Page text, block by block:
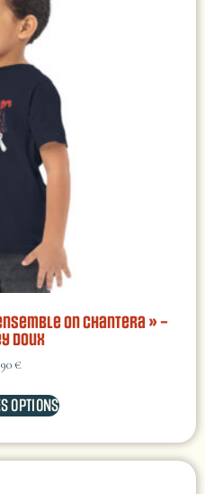
on chantera » –
doux
€
OPTIONS